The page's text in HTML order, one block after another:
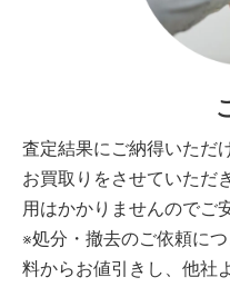
査定結果にご納得いただ
お買取りをさせていただ
用はかかりませんのでご
※処分・撤去のご依頼に
料からお値引きし、他社